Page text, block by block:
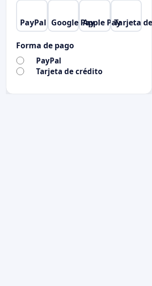
PayPal Google PayApple PayTarjeta
Forma de pago
PayPal
Tarjeta de crédito